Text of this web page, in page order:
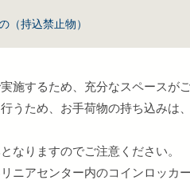
（持込禁止物）
施するため、充分なスペースが
うため、お手荷物の持ち込みは
なりますのでご注意ください。
ニアセンター内のコインロッカ